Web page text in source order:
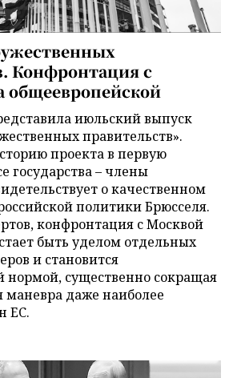
Конфронтация с
общеевропейской
июльский выпуск
правительств».
проекта в первую
государства – члены
о качественном
политики Брюсселя.
конфронтация с Москвой
быть уделом отдельных
и становится
нормой, существенно сокращая
маневра даже наиболее
ЕС.